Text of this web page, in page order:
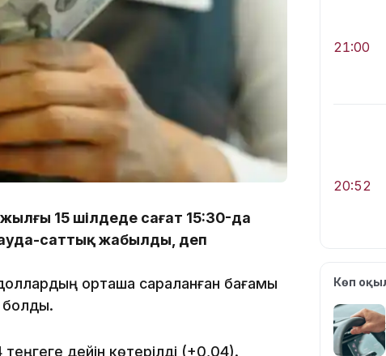
15 шілдеде сағат 15:30-да
саттық жабылды, деп
орташа сараланған бағамы
болды.
дейін көтерілді (+0,04).
21:00
20:52
19:39
Көп